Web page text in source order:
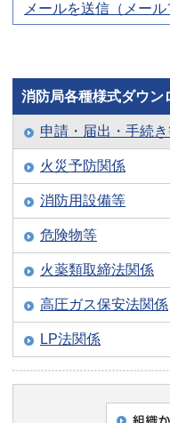
メールを送信（メール
消防局各種様式ダウン
申請・届出・手続
火災予防関係
消防用設備等
危険物等
火薬類取締法関係
高圧ガス保安法関係
LP法関係